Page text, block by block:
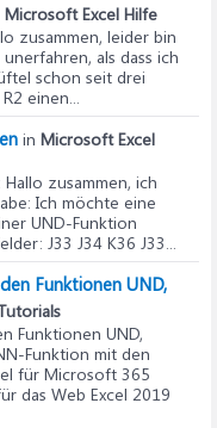
Microsoft Excel Hilfe
zusammen, leider bin
als dass ich
schon seit drei
einen...
in Microsoft Excel
: Hallo zusammen, ich
Ich möchte eine
UND-Funktion
J33 J34 K36 J33...
Funktionen UND,
Funktionen UND,
Funktion mit den
für Microsoft 365
das Web Excel 2019